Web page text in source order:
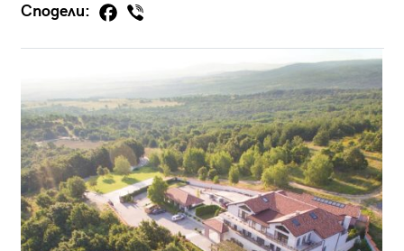
Сподели: